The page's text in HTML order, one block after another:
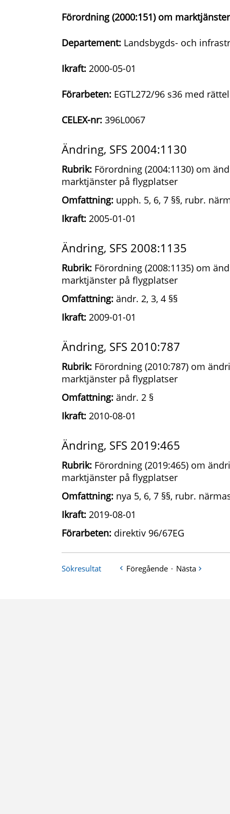
Förordning (2000:151) om
Departement: Landsbygds- och
Ikraft: 2000-05-01
Förarbeten: EGTL272/96 s36 med
CELEX-nr: 396L0067
Ändring, SFS 2004:1130
Rubrik: Förordning (2004:1130) om
marktjänster på flygplatser
Omfattning: upph. 5, 6, 7 §§, rubr.
Ikraft: 2005-01-01
Ändring, SFS 2008:1135
Rubrik: Förordning (2008:1135) om
marktjänster på flygplatser
Omfattning: ändr. 2, 3, 4 §§
Ikraft: 2009-01-01
Ändring, SFS 2010:787
Rubrik: Förordning (2010:787) om
marktjänster på flygplatser
Omfattning: ändr. 2 §
Ikraft: 2010-08-01
Ändring, SFS 2019:465
Rubrik: Förordning (2019:465) om
marktjänster på flygplatser
Omfattning: nya 5, 6, 7 §§, rubr.
Ikraft: 2019-08-01
Förarbeten: direktiv 96/67EG
Sökresultat Föregående · Nästa